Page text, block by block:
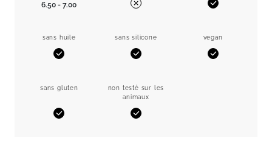
6.50 - 7.00 Non Oui
sans huile
Oui
sans silicone
Oui
vegan
Oui
sans gluten
Oui
non testé sur les
animaux
Oui